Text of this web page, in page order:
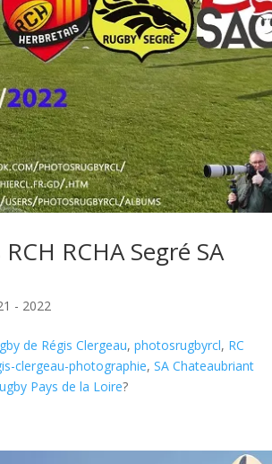
RCHA Segré SA
- 2022
de Régis Clergeau,photosrugbyrcl, RC
clergeau-photographie,SA Chateaubriant
Pays de la Loire?